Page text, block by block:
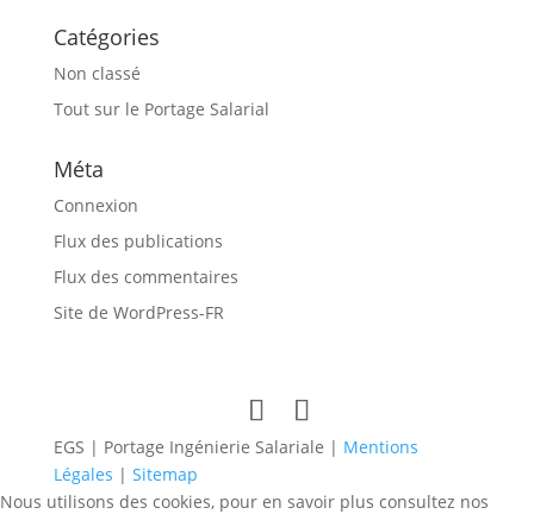
Catégories
Non classé
Tout sur le Portage Salarial
Méta
Connexion
Flux des publications
Flux des commentaires
Site de WordPress-FR
EGS | Portage Ingénierie Salariale | Mentions
Légales | Sitemap
Nous utilisons des cookies, pour en savoir plus consultez nos